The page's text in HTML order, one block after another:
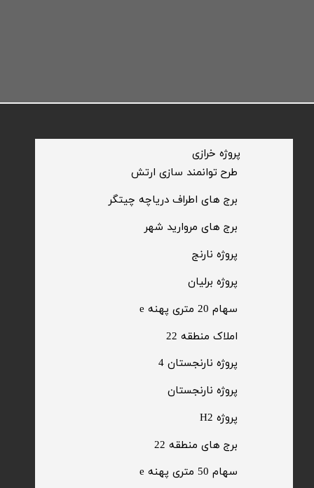
​طرح توانمند سازی ارتش
سهام 20 متری پهنه e​​​​​​​
​سهام 50 متری پهنه e
​املاک منطقه 22
برج های منطقه 22
​پروژه خرازی
پروژه برلیان
پروژه H2
​پروژه نارنج
​پروژه نارنجستان
​برج های اطراف دریاچه چیتگر
​برج های مروارید شهر
پروژه نارنجستان 4